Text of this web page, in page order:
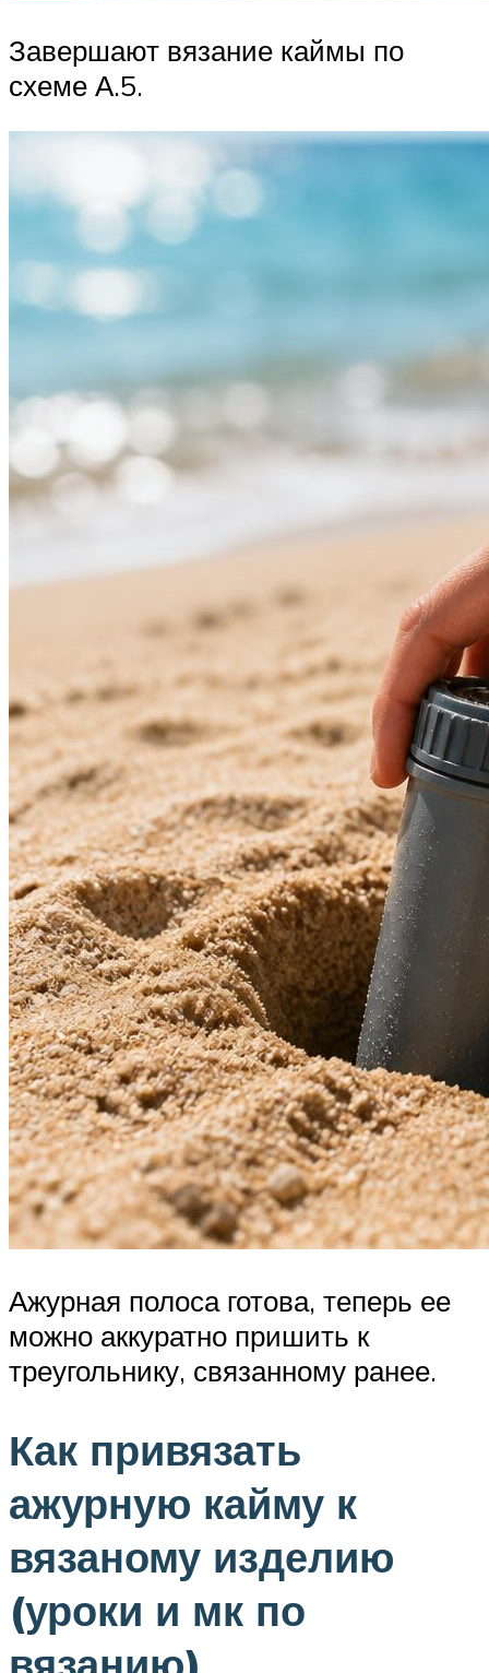
Завершают вязание каймы по
схеме А.5.
Ажурная полоса готова, теперь ее
можно аккуратно пришить к
треугольнику, связанному ранее.
Как привязать
ажурную кайму к
вязаному изделию
(уроки и мк по